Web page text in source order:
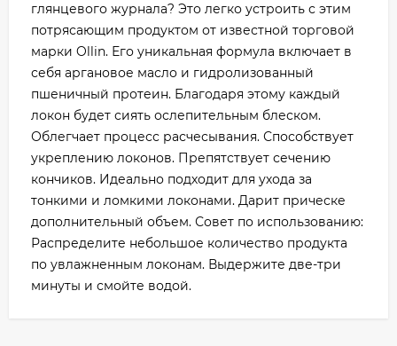
глянцевого журнала? Это легко устроить с этим
потрясающим продуктом от известной торговой
марки Ollin. Его уникальная формула включает в
себя аргановое масло и гидролизованный
пшеничный протеин. Благодаря этому каждый
локон будет сиять ослепительным блеском.
Облегчает процесс расчесывания. Способствует
укреплению локонов. Препятствует сечению
кончиков. Идеально подходит для ухода за
тонкими и ломкими локонами. Дарит прическе
дополнительный объем. Совет по использованию:
Распределите небольшое количество продукта
по увлажненным локонам. Выдержите две-три
минуты и смойте водой.